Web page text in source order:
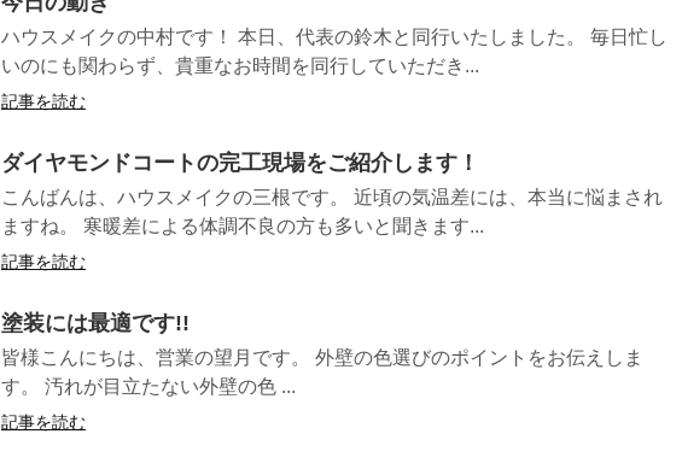
ハウスメイクの中村です！ 本日、代表の鈴木と同行いたしました。 毎日忙し
いのにも関わらず、貴重なお時間を同行していただき...
記事を読む
ダイヤモンドコートの完工現場をご紹介します！
こんばんは、ハウスメイクの三根です。 近頃の気温差には、本当に悩まされ
ますね。 寒暖差による体調不良の方も多いと聞きます...
記事を読む
塗装には最適です!!
皆様こんにちは、営業の望月です。 外壁の色選びのポイントをお伝えしま
す。 汚れが目立たない外壁の色 ...
記事を読む